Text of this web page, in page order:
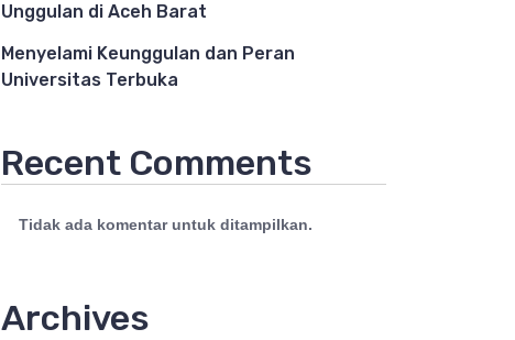
Unggulan di Aceh Barat
Menyelami Keunggulan dan Peran
Universitas Terbuka
Recent Comments
Tidak ada komentar untuk ditampilkan.
Archives